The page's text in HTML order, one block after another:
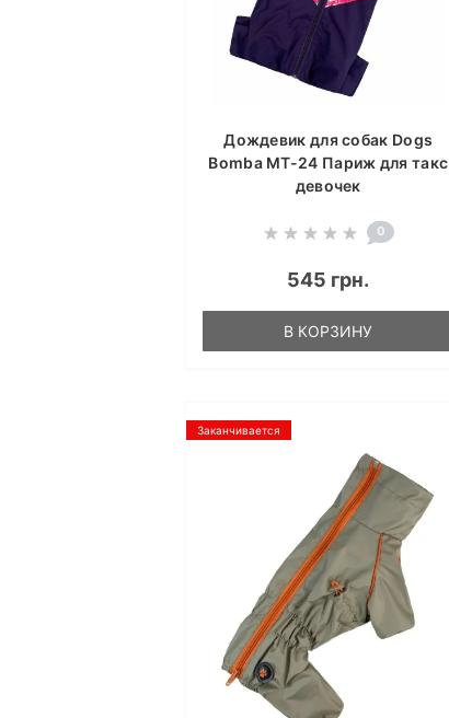
Дождевик для собак Dogs
Bomba MT-24 Париж для такс
девочек
0
545 грн.
В КОРЗИНУ
Заканчивается